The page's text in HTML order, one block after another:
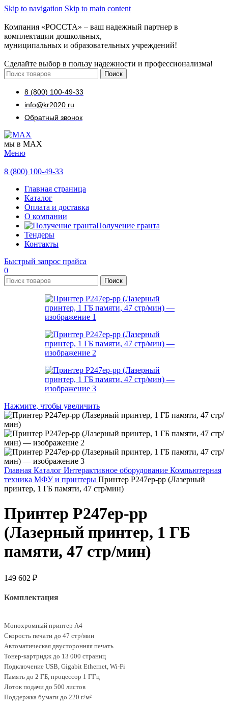
Skip to navigation Skip to main content
Компания «РОССТА» – ваш надежный партнер в
комплектации дошкольных,
муниципальных и образовательных учреждений!
Сделайте выбор в пользу надежности и профессионализма!
Поиск
8 (800) 100-49-33
info@kr2020.ru
Обратный звонок
мы в MAX
Меню
8 (800) 100-49-33
Главная страница
Каталог
Оплата и доставка
О компании
Получение гранта
Тендеры
Контакты
Быстрый запрос прайса
0
Поиск
Нажмите, чтобы увеличить
Главная Каталог Интерактивное оборудование Компьютерная
техника МФУ и принтеры Принтер P247ep-pp (Лазерный
принтер, 1 ГБ памяти, 47 стр/мин)
Принтер P247ep-pp
(Лазерный принтер, 1 ГБ
памяти, 47 стр/мин)
149 602 ₽
Комплектация
Монохромный принтер A4
Скорость печати до 47 стр/мин
Автоматическая двусторонняя печать
Тонер-картридж до 13 000 страниц
Подключение USB, Gigabit Ethernet, Wi-Fi
Память до 2 ГБ, процессор 1 ГГц
Лоток подачи до 500 листов
Поддержка бумаги до 220 г/м²